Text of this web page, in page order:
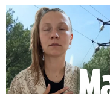
Smrtelný pád chlapce: